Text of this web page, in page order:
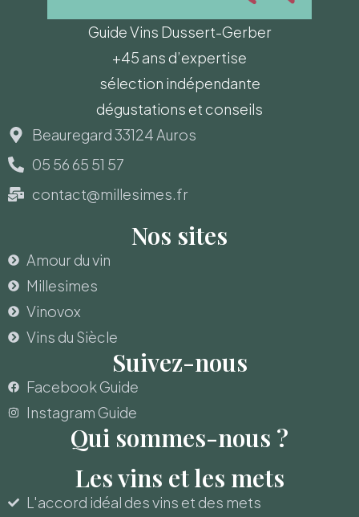
Guide Vins Dussert-Gerber
+45 ans d’expertise
sélection indépendante
dégustations et conseils
Beauregard 33124 Auros
05 56 65 51 57
contact@millesimes.fr
Nos sites
Amour du vin
Millesimes
Vinovox
Vins du Siècle
Suivez-nous
Facebook Guide
Instagram Guide
Qui sommes-nous ?
Les vins et les mets
L'accord idéal des vins et des mets